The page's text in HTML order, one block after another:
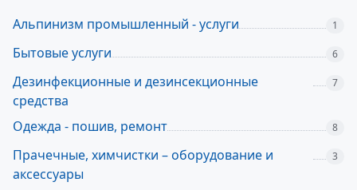
Альпинизм промышленный - услуги 1
Бытовые услуги 6
Дезинфекционные и дезинсекционные
средства
7
Одежда - пошив, ремонт 8
Прачечные, химчистки – оборудование и
аксессуары
3